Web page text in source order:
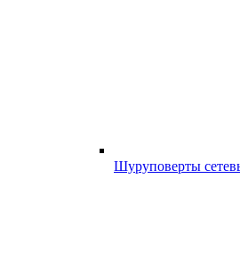
Шуруповерты